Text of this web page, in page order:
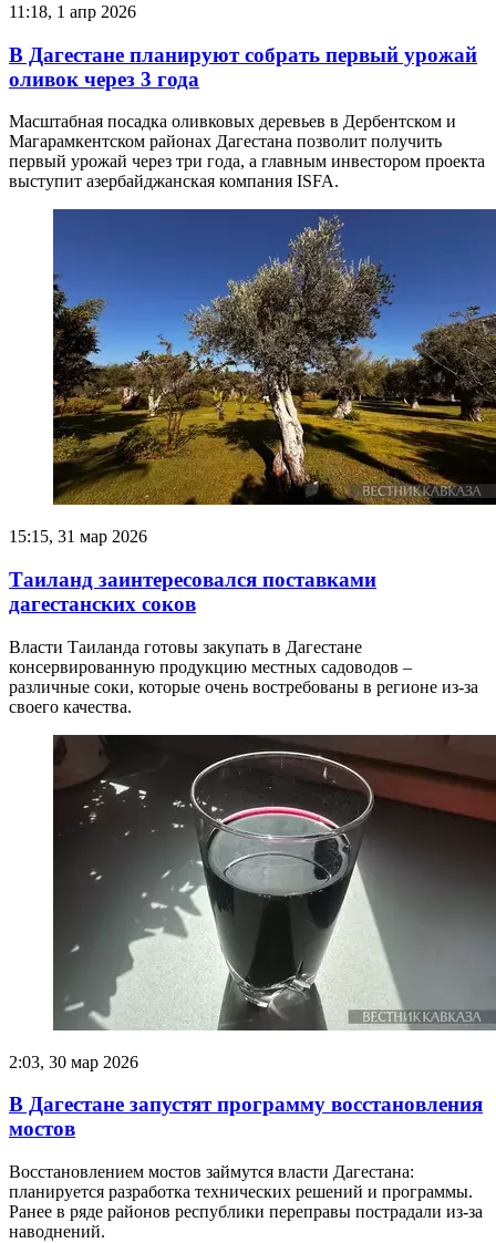
11:18, 1 апр 2026
В Дагестане планируют собрать первый урожай
оливок через 3 года
Масштабная посадка оливковых деревьев в Дербентском и
Магарамкентском районах Дагестана позволит получить
первый урожай через три года, а главным инвестором проекта
выступит азербайджанская компания ISFA.
15:15, 31 мар 2026
Таиланд заинтересовался поставками
дагестанских соков
Власти Таиланда готовы закупать в Дагестане
консервированную продукцию местных садоводов –
различные соки, которые очень востребованы в регионе из-за
своего качества.
2:03, 30 мар 2026
В Дагестане запустят программу восстановления
мостов
Восстановлением мостов займутся власти Дагестана:
планируется разработка технических решений и программы.
Ранее в ряде районов республики переправы пострадали из-за
наводнений.